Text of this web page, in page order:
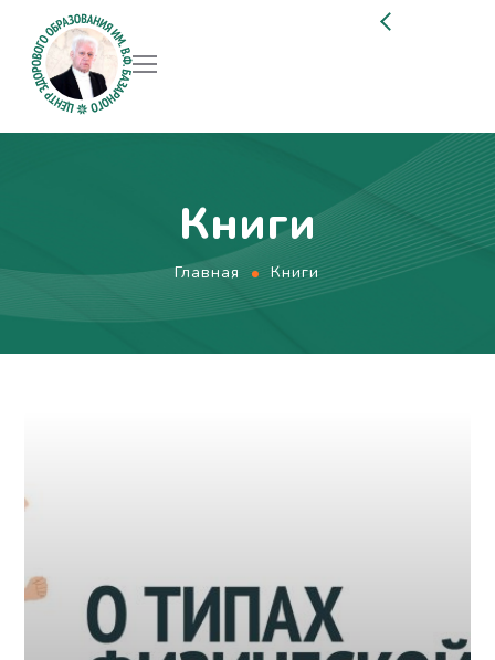
Книги
Главная Книги